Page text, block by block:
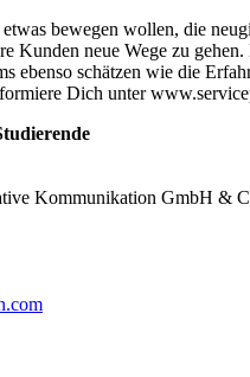
bewegen wollen, die
Kunden neue Wege zu
ebenso schätzen wie die
Dich unter
Kommunikation GmbH &